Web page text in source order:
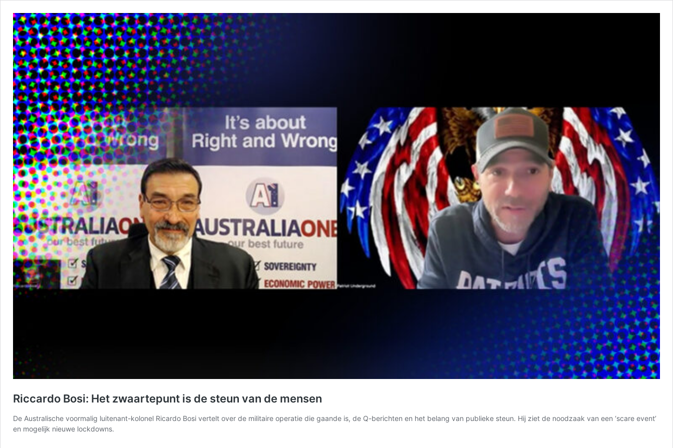
Riccardo Bosi: Het zwaartepunt is de steun van de mensen
De Australische voormalig luitenant-kolonel Ricardo Bosi vertelt over de militaire operatie die gaande is, de Q-berichten en het belang van publieke steun. Hij ziet de noodzaak van een ‘scare event’
en mogelijk nieuwe lockdowns.